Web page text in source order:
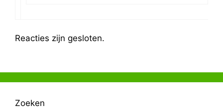
Reacties zijn gesloten.
Zoeken